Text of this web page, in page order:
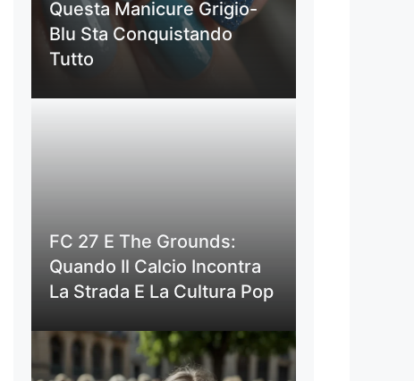
Questa Manicure Grigio-
Blu Sta Conquistando
Tutto
FC 27 E The Grounds:
Quando Il Calcio Incontra
La Strada E La Cultura Pop